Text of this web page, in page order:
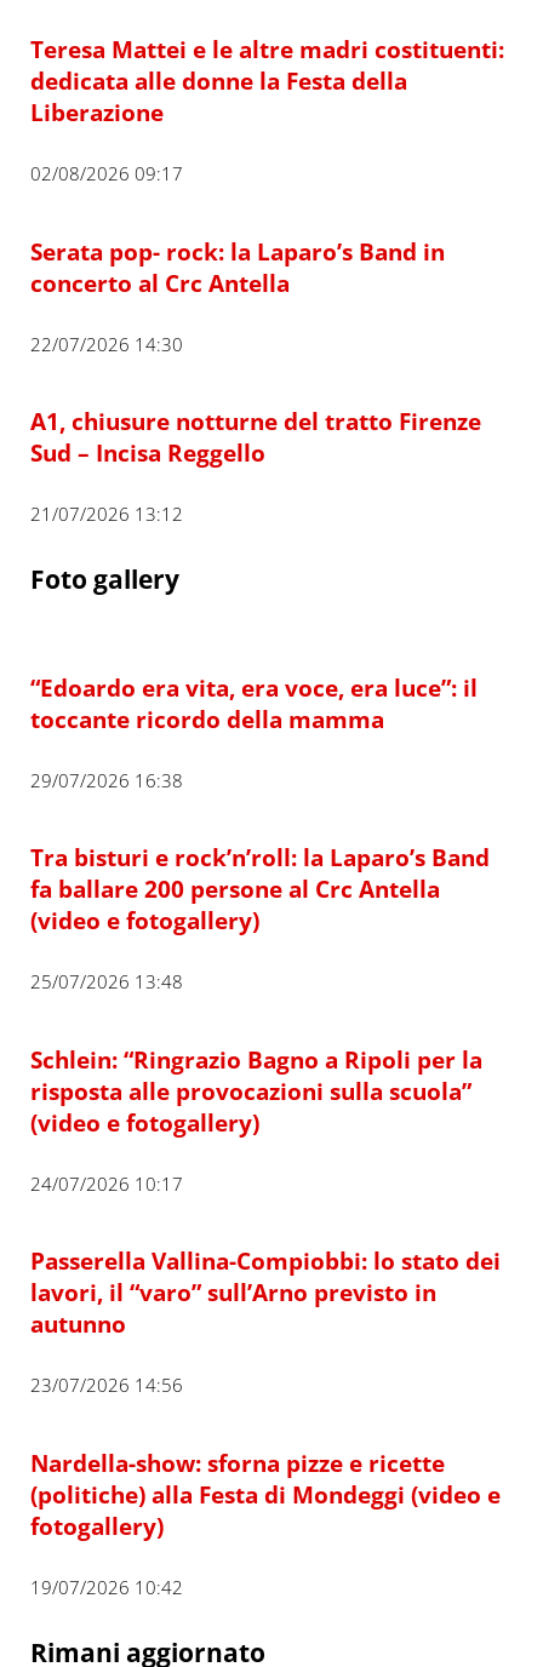
Teresa Mattei e le altre madri costituenti:
dedicata alle donne la Festa della
Liberazione
02/08/2026 09:17
Serata pop- rock: la Laparo’s Band in
concerto al Crc Antella
22/07/2026 14:30
A1, chiusure notturne del tratto Firenze
Sud – Incisa Reggello
21/07/2026 13:12
Foto gallery
“Edoardo era vita, era voce, era luce”: il
toccante ricordo della mamma
29/07/2026 16:38
Tra bisturi e rock’n’roll: la Laparo’s Band
fa ballare 200 persone al Crc Antella
(video e fotogallery)
25/07/2026 13:48
Schlein: “Ringrazio Bagno a Ripoli per la
risposta alle provocazioni sulla scuola”
(video e fotogallery)
24/07/2026 10:17
Passerella Vallina-Compiobbi: lo stato dei
lavori, il “varo” sull’Arno previsto in
autunno
23/07/2026 14:56
Nardella-show: sforna pizze e ricette
(politiche) alla Festa di Mondeggi (video e
fotogallery)
19/07/2026 10:42
Rimani aggiornato